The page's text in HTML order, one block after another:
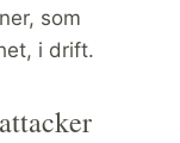
som
i drift.